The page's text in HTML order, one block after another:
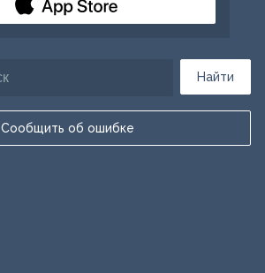
Найти
Сообщить об ошибке